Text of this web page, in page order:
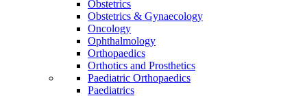
Obstetrics
Obstetrics & Gynaecology
Oncology
Ophthalmology
Orthopaedics
Orthotics and Prosthetics
Paediatric Orthopaedics
Paediatrics